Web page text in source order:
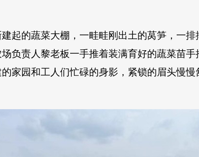
起的蔬菜大棚，一畦畦刚出土的莴笋，一
负责人黎老板一手推着装满育好的蔬菜苗
家园和工人们忙碌的身影，紧锁的眉头慢